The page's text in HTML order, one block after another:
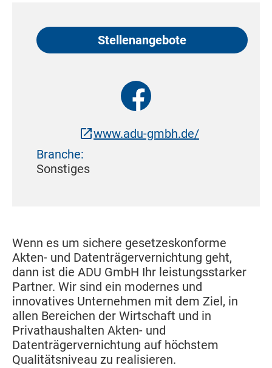
Wenn es um sichere gesetzeskonforme
Akten- und Datenträgervernichtung geht,
dann ist die ADU GmbH Ihr leistungsstarker
Partner. Wir sind ein modernes und
innovatives Unternehmen mit dem Ziel, in
allen Bereichen der Wirtschaft und in
Privathaushalten Akten- und
Datenträgervernichtung auf höchstem
Qualitätsniveau zu realisieren.
Stellenangebote
www.adu-gmbh.de/
Branche:
Sonstiges